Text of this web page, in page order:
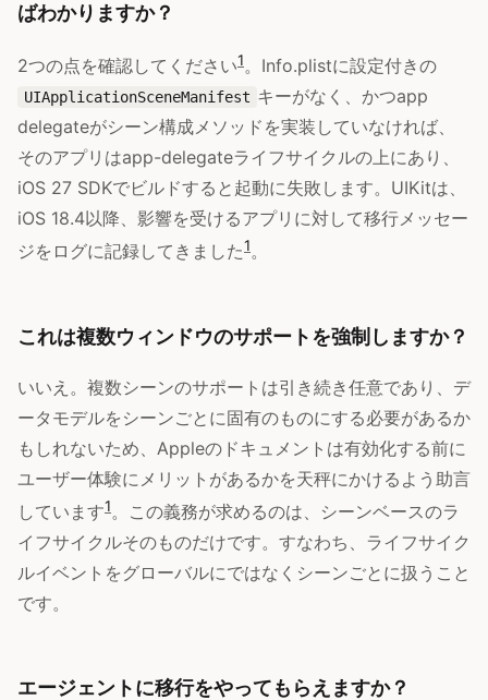
ばわかりますか？
2つの点を確認してください1。Info.plistに設定付きの
UIApplicationSceneManifest キーがなく、かつapp
delegateがシーン構成メソッドを実装していなければ、
そのアプリはapp-delegateライフサイクルの上にあり、
iOS 27 SDKでビルドすると起動に失敗します。UIKitは、
iOS 18.4以降、影響を受けるアプリに対して移行メッセー
ジをログに記録してきました1。
これは複数ウィンドウのサポートを強制しますか？
いいえ。複数シーンのサポートは引き続き任意であり、デ
ータモデルをシーンごとに固有のものにする必要があるか
もしれないため、Appleのドキュメントは有効化する前に
ユーザー体験にメリットがあるかを天秤にかけるよう助言
しています1。この義務が求めるのは、シーンベースのラ
イフサイクルそのものだけです。すなわち、ライフサイク
ルイベントをグローバルにではなくシーンごとに扱うこと
です。
エージェントに移行をやってもらえますか？